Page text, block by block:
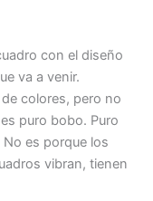
con el diseño
va a venir.
colores, pero no
puro bobo. Puro
es porque los
vibran, tienen